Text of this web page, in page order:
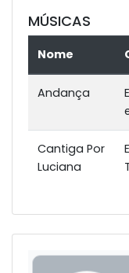
MÚSICAS
Nome
Andança
Cantiga Por
Luciana